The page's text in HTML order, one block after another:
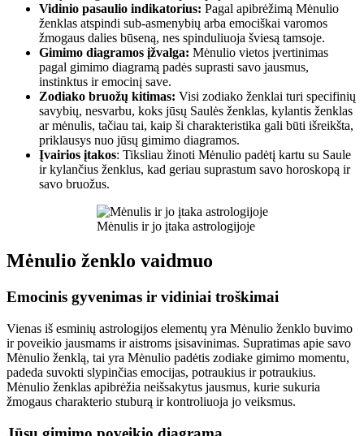
Vidinio pasaulio indikatorius: Pagal apibrėžimą Mėnulio
ženklas atspindi sub-asmenybių arba emociškai varomos
žmogaus dalies būseną, nes spinduliuoja šviesą tamsoje.
Gimimo diagramos įžvalga: Mėnulio vietos įvertinimas
pagal gimimo diagramą padės suprasti savo jausmus,
instinktus ir emocinį save.
Zodiako bruožų kitimas: Visi zodiako ženklai turi specifinių
savybių, nesvarbu, koks jūsų Saulės ženklas, kylantis ženklas
ar mėnulis, tačiau tai, kaip ši charakteristika gali būti išreikšta,
priklausys nuo jūsų gimimo diagramos.
Įvairios įtakos: Tiksliau žinoti Mėnulio padėtį kartu su Saule
ir kylančius ženklus, kad geriau suprastum savo horoskopą ir
savo bruožus.
Mėnulis ir jo įtaka astrologijoje
Mėnulio ženklo vaidmuo
Emocinis gyvenimas ir vidiniai troškimai
Vienas iš esminių astrologijos elementų yra Mėnulio ženklo buvimo
ir poveikio jausmams ir aistroms įsisavinimas. Supratimas apie savo
Mėnulio ženklą, tai yra Mėnulio padėtis zodiake gimimo momentu,
padeda suvokti slypinčias emocijas, potraukius ir potraukius.
Mėnulio ženklas apibrėžia neišsakytus jausmus, kurie sukuria
žmogaus charakterio stuburą ir kontroliuoja jo veiksmus.